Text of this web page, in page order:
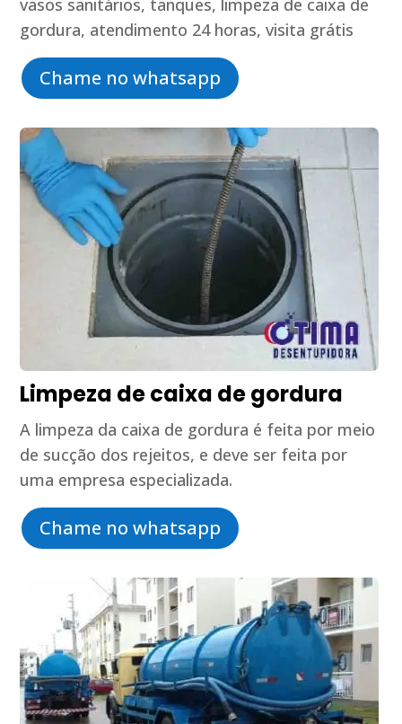
gordura, atendimento 24 horas, visita grátis
Chame no whatsapp
Limpeza de caixa de gordura
A limpeza da caixa de gordura é feita por meio
de sucção dos rejeitos, e deve ser feita por
uma empresa especializada.
Chame no whatsapp